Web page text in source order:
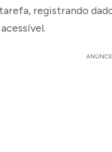
registrando